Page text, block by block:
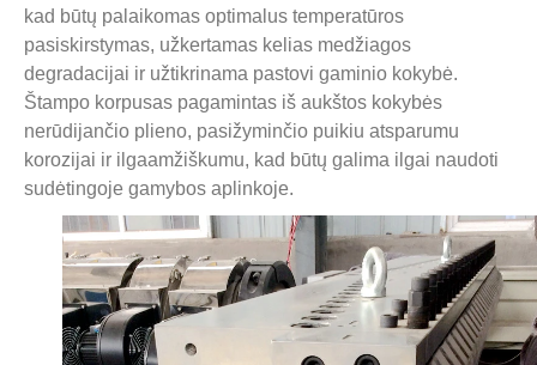
kad būtų palaikomas optimalus temperatūros
pasiskirstymas, užkertamas kelias medžiagos
degradacijai ir užtikrinama pastovi gaminio kokybė.
Štampo korpusas pagamintas iš aukštos kokybės
nerūdijančio plieno, pasižyminčio puikiu atsparumu
korozijai ir ilgaamžiškumu, kad būtų galima ilgai naudoti
sudėtingoje gamybos aplinkoje.